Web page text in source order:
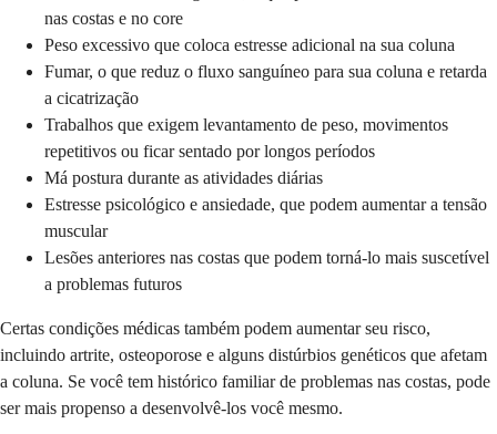
nas costas e no core
Peso excessivo que coloca estresse adicional na sua coluna
Fumar, o que reduz o fluxo sanguíneo para sua coluna e retarda
a cicatrização
Trabalhos que exigem levantamento de peso, movimentos
repetitivos ou ficar sentado por longos períodos
Má postura durante as atividades diárias
Estresse psicológico e ansiedade, que podem aumentar a tensão
muscular
Lesões anteriores nas costas que podem torná-lo mais suscetível
a problemas futuros
Certas condições médicas também podem aumentar seu risco,
incluindo artrite, osteoporose e alguns distúrbios genéticos que afetam
a coluna. Se você tem histórico familiar de problemas nas costas, pode
ser mais propenso a desenvolvê-los você mesmo.